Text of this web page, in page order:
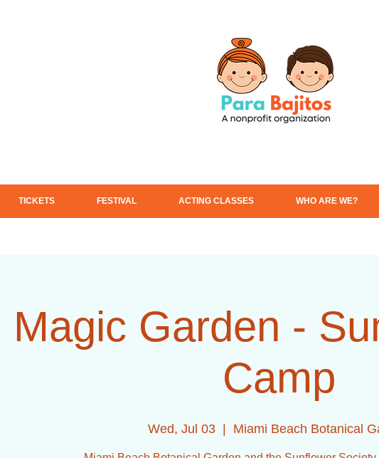
TICKETS FESTIVAL ACTING CLASSES WHO ARE WE?
Magic Garden -
Camp
Wed, Jul 03 Miami Beach Botanical